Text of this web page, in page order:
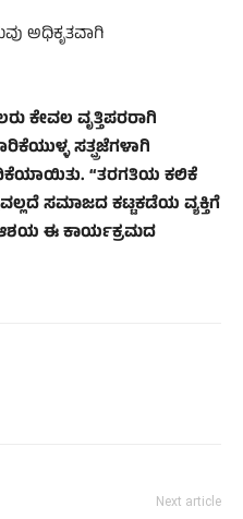
ಅಧಿಕೃತವಾಗಿ
ಕೇವಲ ವೃತ್ತಿಪರರಾಗಿ
ಸತ್ಪ್ರಜೆಗಳಾಗಿ
“ತರಗತಿಯ ಕಲಿಕೆ
ಸಮಾಜದ ಕಟ್ಟಕಡೆಯ ವ್ಯಕ್ತಿಗೆ
ಆಶಯ ಈ ಕಾರ್ಯಕ್ರಮದ
Next article